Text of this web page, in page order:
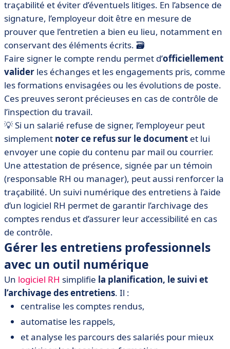
traçabilité et éviter d’éventuels litiges. En l’absence de
signature, l’employeur doit être en mesure de
prouver que l’entretien a bien eu lieu, notamment en
conservant des éléments écrits. 🗃️
Faire signer le compte rendu permet d’officiellement
valider les échanges et les engagements pris, comme
les formations envisagées ou les évolutions de poste.
Ces preuves seront précieuses en cas de contrôle de
l’inspection du travail.
💡 Si un salarié refuse de signer, l’employeur peut
simplement noter ce refus sur le document et lui
envoyer une copie du contenu par mail ou courrier.
Une attestation de présence, signée par un témoin
(responsable RH ou manager), peut aussi renforcer la
traçabilité. Un suivi numérique des entretiens à l’aide
d’un logiciel RH permet de garantir l’archivage des
comptes rendus et d’assurer leur accessibilité en cas
de contrôle.
Gérer les entretiens professionnels
avec un outil numérique
Un logiciel RH simplifie la planification, le suivi et
l’archivage des entretiens. Il :
centralise les comptes rendus,
automatise les rappels,
et analyse les parcours des salariés pour mieux